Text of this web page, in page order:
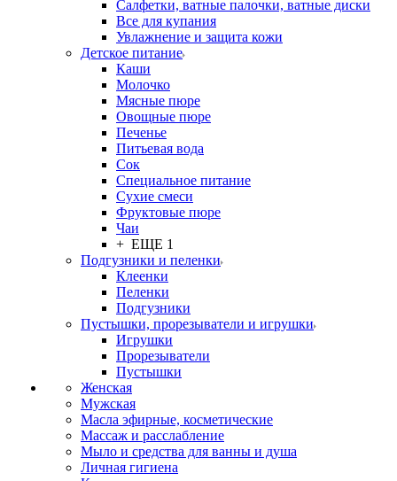
Салфетки, ватные палочки, ватные диски
Все для купания
Увлажнение и защита кожи
Детское питание
Каши
Молочко
Мясные пюре
Овощные пюре
Печенье
Питьевая вода
Сок
Специальное питание
Сухие смеси
Фруктовые пюре
Чаи
+ ЕЩЕ 1
Подгузники и пеленки
Клеенки
Пеленки
Подгузники
Пустышки, прорезыватели и игрушки
Игрушки
Прорезыватели
Пустышки
Женская
Мужская
Масла эфирные, косметические
Массаж и расслабление
Мыло и средства для ванны и душа
Личная гигиена